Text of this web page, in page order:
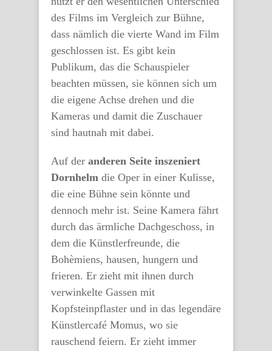
des Films im Vergleich zur Bühne,
dass nämlich die vierte Wand im Film
geschlossen ist. Es gibt kein
Publikum, das die Schauspieler
beachten müssen, sie können sich um
die eigene Achse drehen und die
Kameras und damit die Zuschauer
sind hautnah mit dabei.
Auf der anderen Seite inszeniert
Dornhelm die Oper in einer Kulisse,
die eine Bühne sein könnte und
dennoch mehr ist. Seine Kamera fährt
durch das ärmliche Dachgeschoss, in
dem die Künstlerfreunde, die
Bohèmiens, hausen, hungern und
frieren. Er zieht mit ihnen durch
verwinkelte Gassen mit
Kopfsteinpflaster und in das legendäre
Künstlercafé Momus, wo sie
rauschend feiern. Er zieht immer